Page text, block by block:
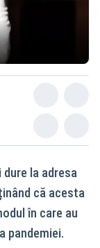
la adresa
că acesta
în care au
pandemiei.